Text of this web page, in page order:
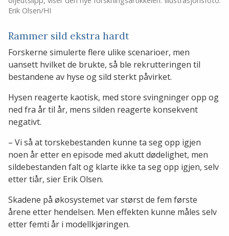
Erik Olsen/HI
Rammer sild ekstra hardt
Forskerne simulerte flere ulike scenarioer, men
uansett hvilket de brukte, så ble rekrutteringen til
bestandene av hyse og sild sterkt påvirket.
Hysen reagerte kaotisk, med store svingninger opp og
ned fra år til år, mens silden reagerte konsekvent
negativt.
– Vi så at torskebestanden kunne ta seg opp igjen
noen år etter en episode med akutt dødelighet, men
sildebestanden falt og klarte ikke ta seg opp igjen, selv
etter tiår, sier Erik Olsen.
Skadene på økosystemet var størst de fem første
årene etter hendelsen. Men effekten kunne måles selv
etter femti år i modellkjøringen.